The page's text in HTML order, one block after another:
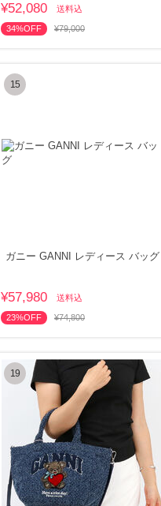
¥52,080 送料込
34%OFF ¥79,000
15
ガニー GANNI レディース バッグ
¥57,980 送料込
23%OFF ¥74,800
19